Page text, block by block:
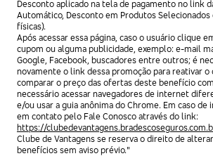
Desconto aplicado na tela de pagamento no link
Automático, Desconto em Produtos
físicas).
Após acessar essa página, caso o usuário clique
cupom ou alguma publicidade, exemplo: e-mail
Google, Facebook, buscadores entre outros; é
novamente o link dessa promoção para reativar o
comparar o preço das ofertas deste benefício
necessário acessar navegadores de internet
e/ou usar a guia anônima do Chrome. Em caso
em contato pelo Fale Conosco através do link:
https://
Clube de Vantagens se reserva o direito de
benefícios sem aviso prévio."